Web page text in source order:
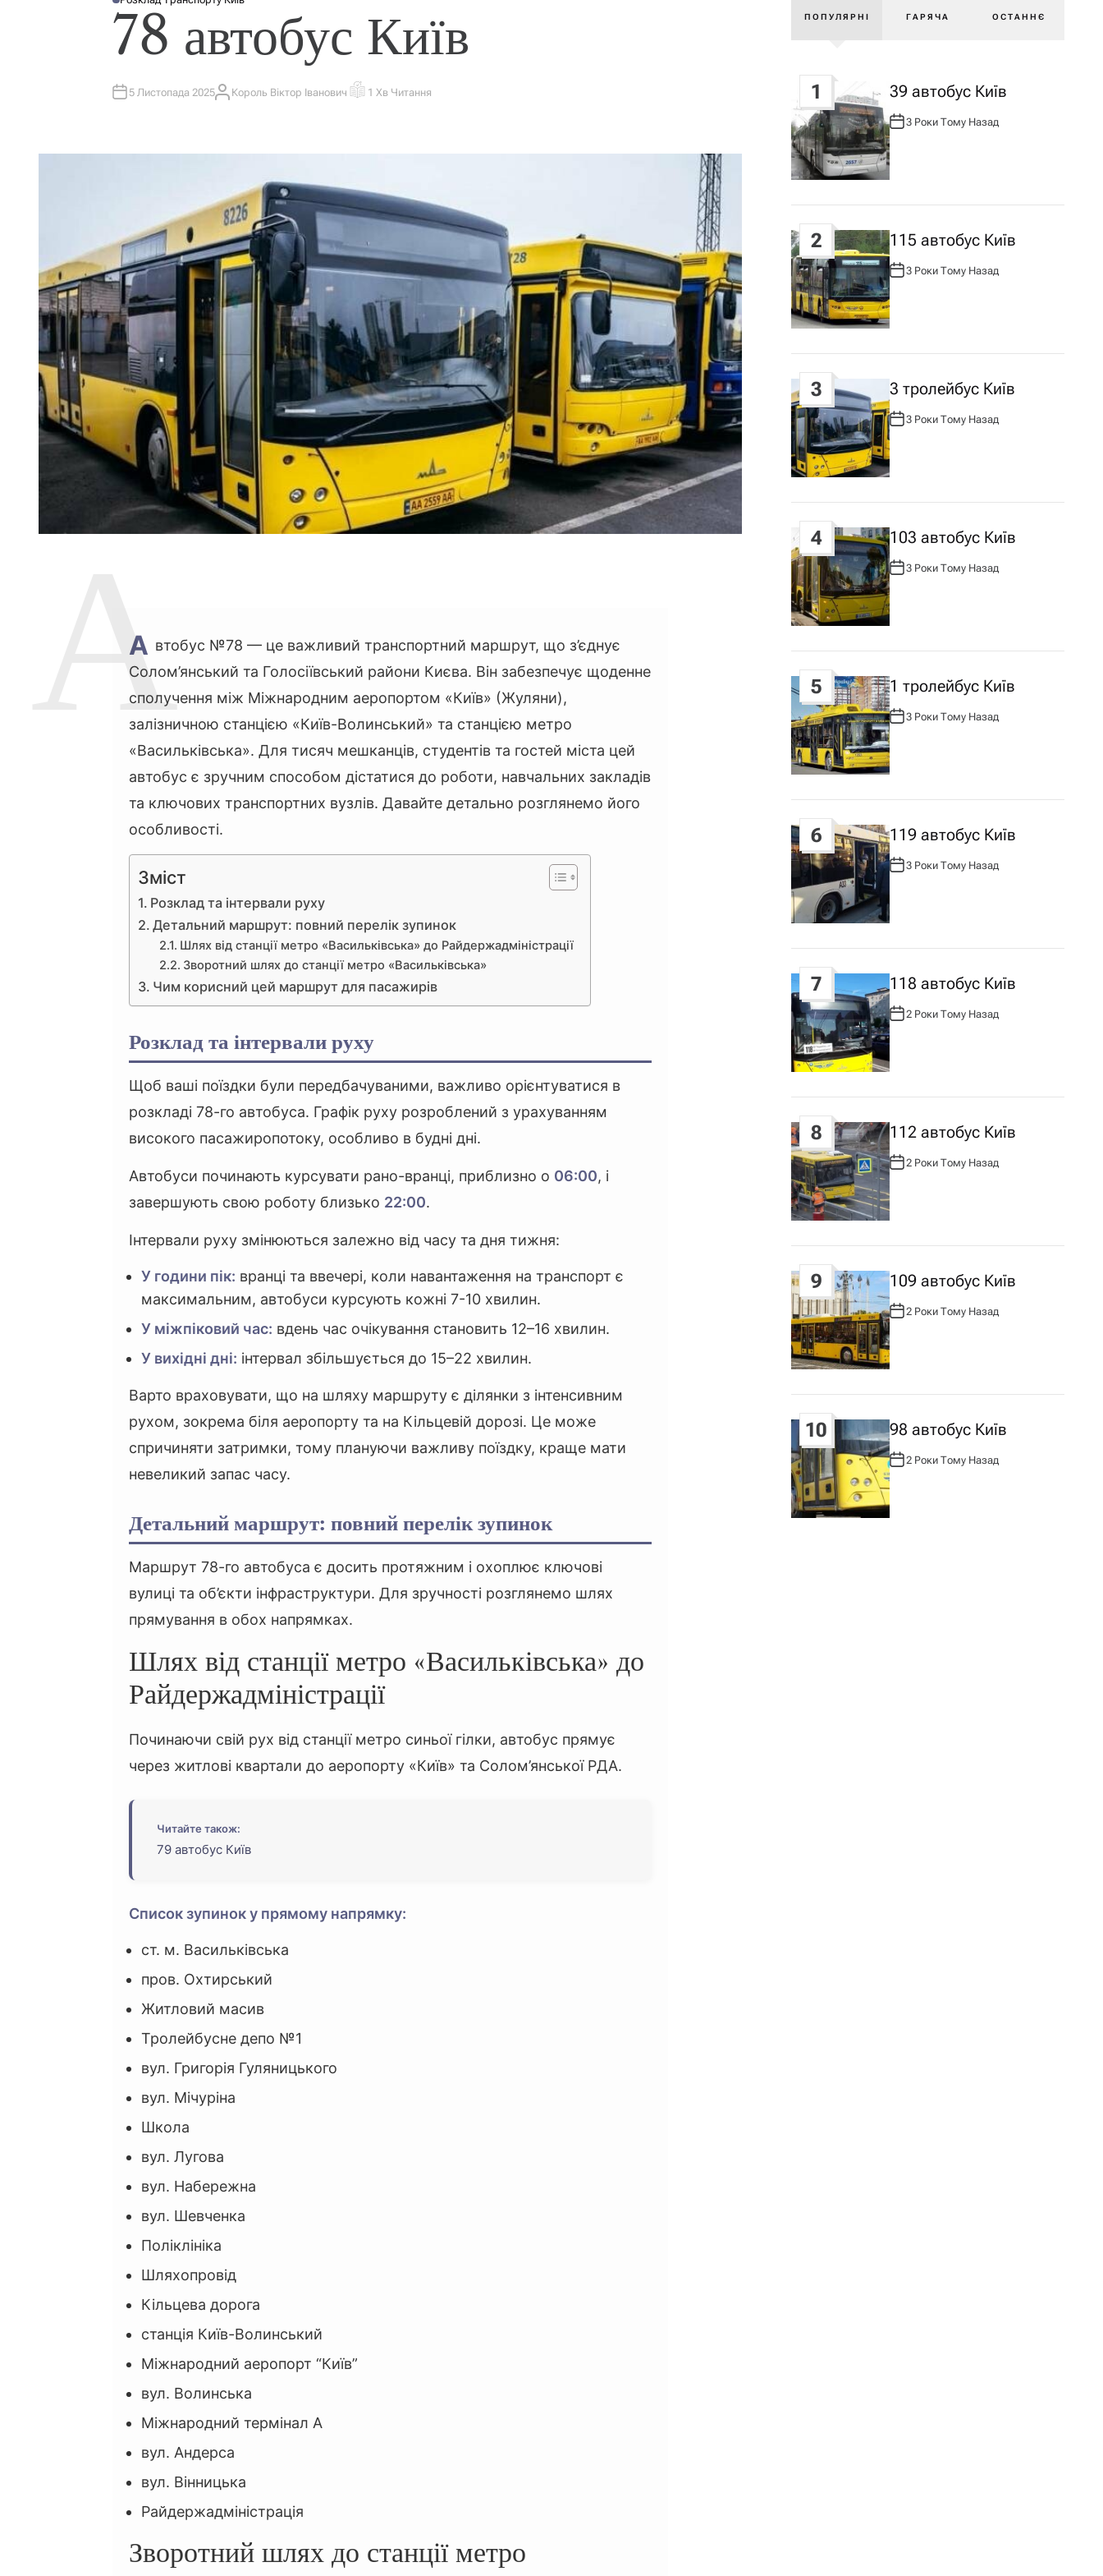
О
П
У
В
А
78 автобус Київ
5 Листопада 2025А
Король Віктор Іванович О
И
Й
Ч
Ч
И
Т
А
1 Хв Читання
А втобус №78 — це важливий транспортний маршрут, що з’єднує
Солом’янський та Голосіївський райони Києва. Він забезпечує щоденне
сполучення між Міжнародним аеропортом «Київ» (Жуляни),
залізничною станцією «Київ-Волинський» та станцією метро
«Васильківська». Для тисяч мешканців, студентів та гостей міста цей
автобус є зручним способом дістатися до роботи, навчальних закладів
та ключових транспортних вузлів. Давайте детально розглянемо його
особливості.
Зміст
Розклад та інтервали руху
Детальний маршрут: повний перелік зупинок
Шлях від станції метро «Васильківська» до Райдержадміністрації
Зворотний шлях до станції метро «Васильківська»
Чим корисний цей маршрут для пасажирів
Розклад та інтервали руху
Щоб ваші поїздки були передбачуваними, важливо орієнтуватися в
розкладі 78-го автобуса. Графік руху розроблений з урахуванням
високого пасажиропотоку, особливо в будні дні.
Автобуси починають курсувати рано-вранці, приблизно о 06:00, і
завершують свою роботу близько 22:00.
Інтервали руху змінюються залежно від часу та дня тижня:
У години пік: вранці та ввечері, коли навантаження на транспорт є
максимальним, автобуси курсують кожні 7-10 хвилин.
У міжпіковий час: вдень час очікування становить 12–16 хвилин.
У вихідні дні: інтервал збільшується до 15–22 хвилин.
Варто враховувати, що на шляху маршруту є ділянки з інтенсивним
рухом, зокрема біля аеропорту та на Кільцевій дорозі. Це може
спричиняти затримки, тому плануючи важливу поїздку, краще мати
невеликий запас часу.
Детальний маршрут: повний перелік зупинок
Маршрут 78-го автобуса є досить протяжним і охоплює ключові
вулиці та об’єкти інфраструктури. Для зручності розглянемо шлях
прямування в обох напрямках.
Шлях від станції метро «Васильківська» до
Райдержадміністрації
Починаючи свій рух від станції метро синьої гілки, автобус прямує
через житлові квартали до аеропорту «Київ» та Солом’янської РДА.
Читайте також:
79 автобус Київ
Список зупинок у прямому напрямку:
ст. м. Васильківська
пров. Охтирський
Житловий масив
Тролейбусне депо №1
вул. Григорія Гуляницького
вул. Мічуріна
Школа
вул. Лугова
вул. Набережна
вул. Шевченка
Поліклініка
Шляхопровід
Кільцева дорога
станція Київ-Волинський
Міжнародний аеропорт “Київ”
вул. Волинська
Міжнародний термiнал А
вул. Андерса
вул. Вінницька
Райдержадміністрація
Зворотний шлях до станції метро
ПОПУЛЯРНІ ГАРЯЧА ОСТАННЄ
1 39 автобус Київ
А
В
Т
О
Р
:
3 Роки Тому Назад
2 115 автобус Київ
А
Т
О
Р
:
3 Роки Тому Назад
3 3 тролейбус Київ
А
В
Т
О
Р
:
3 Роки Тому Назад
4 103 автобус Київ
А
В
Т
О
Р
:
3 Роки Тому Назад
5 1 тролейбус Київ
А
В
Т
О
Р
:
3 Роки Тому Назад
6 119 автобус Київ
А
Р
:
3 Роки Тому Назад
7 118 автобус Київ
А
В
Т
Р
:
2 Роки Тому Назад
8 112 автобус Київ
А
В
О
Р
:
2 Роки Тому Назад
9 109 автобус Київ
А
В
Т
О
Р
:
2 Роки Тому Назад
10 98 автобус Київ
А
В
Т
О
Р
:
2 Роки Тому Назад